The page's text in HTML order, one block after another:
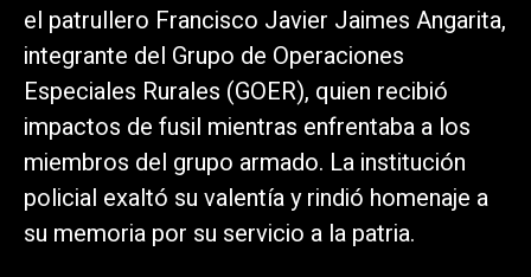
el patrullero Francisco Javier Jaimes Angarita,
integrante del Grupo de Operaciones
Especiales Rurales (GOER), quien recibió
impactos de fusil mientras enfrentaba a los
miembros del grupo armado. La institución
policial exaltó su valentía y rindió homenaje a
su memoria por su servicio a la patria.